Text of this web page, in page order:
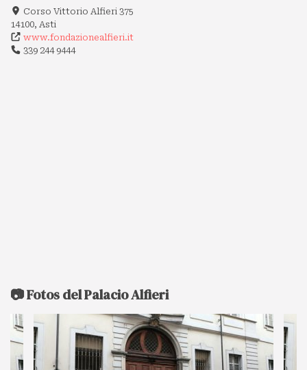
Corso Vittorio Alfieri 375
14100, Asti
www.fondazionealfieri.it
339 244 9444
📷 Fotos del Palacio Alfieri